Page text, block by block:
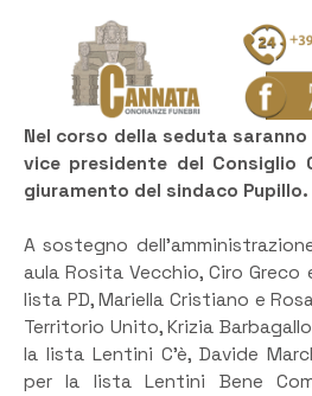
Nel corso della seduta
vice presidente del Consiglio
giuramento del sindaco Pupillo.
A sostegno
aula Rosita Vecchio, Ciro Greco
lista PD, Mariella Cristiano e
Territorio Unito, Krizia
la lista Lentini C’è, Davide
per la lista Lentini Bene